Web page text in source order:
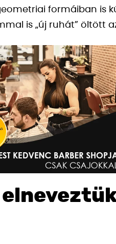
formáiban is
is „új ruhát” öltött